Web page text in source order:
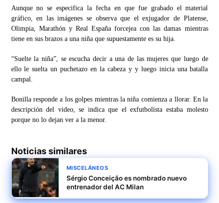
Aunque no se especifica la fecha en que fue grabado el material
gráfico, en las imágenes se observa que el exjugador de Platense,
Olimpia, Marathón y Real España forcejea con las damas mientras
tiene en sus brazos a una niña que supuestamente es su hija.
“Suelte la niña”, se escucha decir a una de las mujeres que luego de
ello le suelta un puchetazo en la cabeza y y luego inicia una batalla
campal.
Bonilla responde a los golpes mientras la niña comienza a llorar. En la
descripción del video, se indica que el exfutbolista estaba molesto
porque no lo dejan ver a la menor.
Noticias similares
MISCELÁNEOS
Sérgio Conceição es nombrado nuevo
entrenador del AC Milan